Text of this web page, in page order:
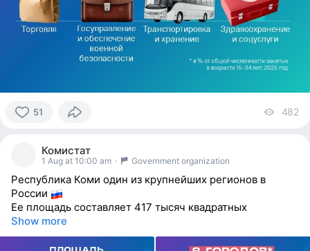
51 482
Комистат
1 Aug at 10:00 am · Government organization
Республика Коми один из крупнейших регионов в
России
Ее площадь составляет 417 тысяч квадратных
Show more